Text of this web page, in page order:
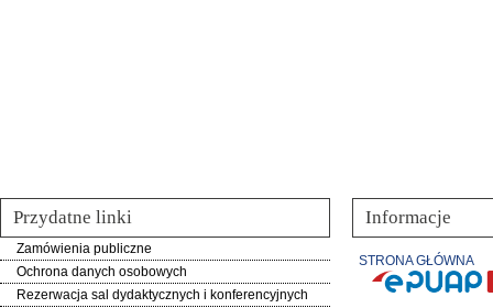
Przydatne linki
Zamówienia publiczne
Ochrona danych osobowych
Rezerwacja sal dydaktycznych i konferencyjnych
Informacje
STRONA GŁÓWNA